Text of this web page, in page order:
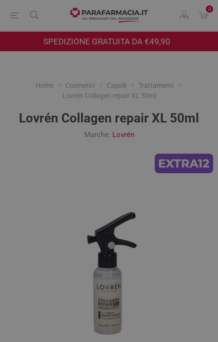
0
SPEDIZIONE GRATUITA DA €49,90
Home Cosmetici Capelli
Trattamenti
Lovrén Collagen repair XL 50ml
Lovrén Collagen repair XL 50ml
Marche: Lovrén